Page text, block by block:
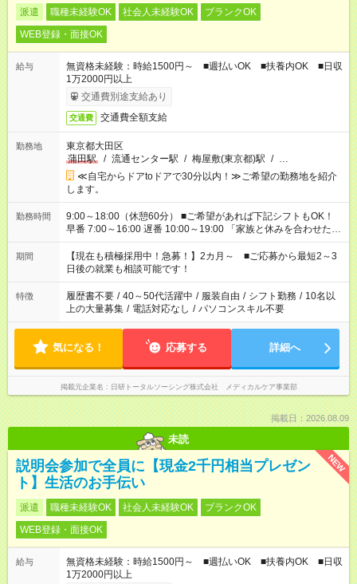
派遣 職種未経験OK 社会人未経験OK
ブランクOK
WEB登録・面接OK
給与
無資格未経験：時給1500円～ ■週払いOK ■扶養内OK ■日収
1万2000円以上
交通費別途支給あり
交通費 交通費全額支給
勤務地
東京都大田区
蒲田駅
/ 流通センター駅 / 梅屋敷(東京都)駅 / …
≪自宅からドアtoドアで30分以内！≫ご希望の勤務地を紹介
します。
勤務時間
9:00～18:00（休憩60分） ■ご希望があれば下記シフトもOK！
早番 7:00～16:00 遅番 10:00～19:00 「家族と休みを合わせた
い」 「余裕を持って夕飯の準備がしたい」 「できれば残業はし
たくない」 など、ご希望を教えてくださいね。 ※Wワーク希望
の方へ 今ご覧のお仕事で希望する勤務時間と、もう1つのお仕事
の勤務時間。 合計で週40時間を超える場合は応募できません。
期間
【現在も積極採用中！急募！】2カ月～ ■ご応募から最短2～3
日後の就業も相談可能です！
特徴 履歴書不要 / 40～50代活躍中 / 服装自由 / シフト勤務 / 10名以
上の大量募集 / 電話対応なし / パソコンスキル不要
気になる！ 応募する 詳細へ
掲載元企業名 日研トータルソーシング株式会社 メディカルケア事業部
掲載日：2026.08.09
未読
NEW
説明会参加で全員に【現金2千円相当プレゼン
ト】生活のお手伝い
派遣 職種未経験OK 社会人未経験OK
ブランクOK
WEB登録・面接OK
給与
無資格未経験：時給1500円～ ■週払いOK ■扶養内OK ■日収
1万2000円以上